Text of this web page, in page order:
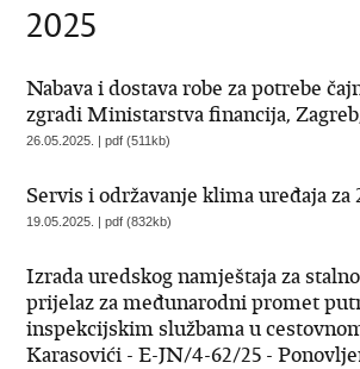
2025
Nabava i dostava robe za potrebe
zgradi Ministarstva financija,
26.05.2025. | pdf (511kb)
Servis i održavanje klima uređaja za
19.05.2025. | pdf (832kb)
Izrada uredskog namještaja za
prijelaz za međunarodni promet
inspekcijskim službama u
Karasovići - E-JN/4-62/25 -